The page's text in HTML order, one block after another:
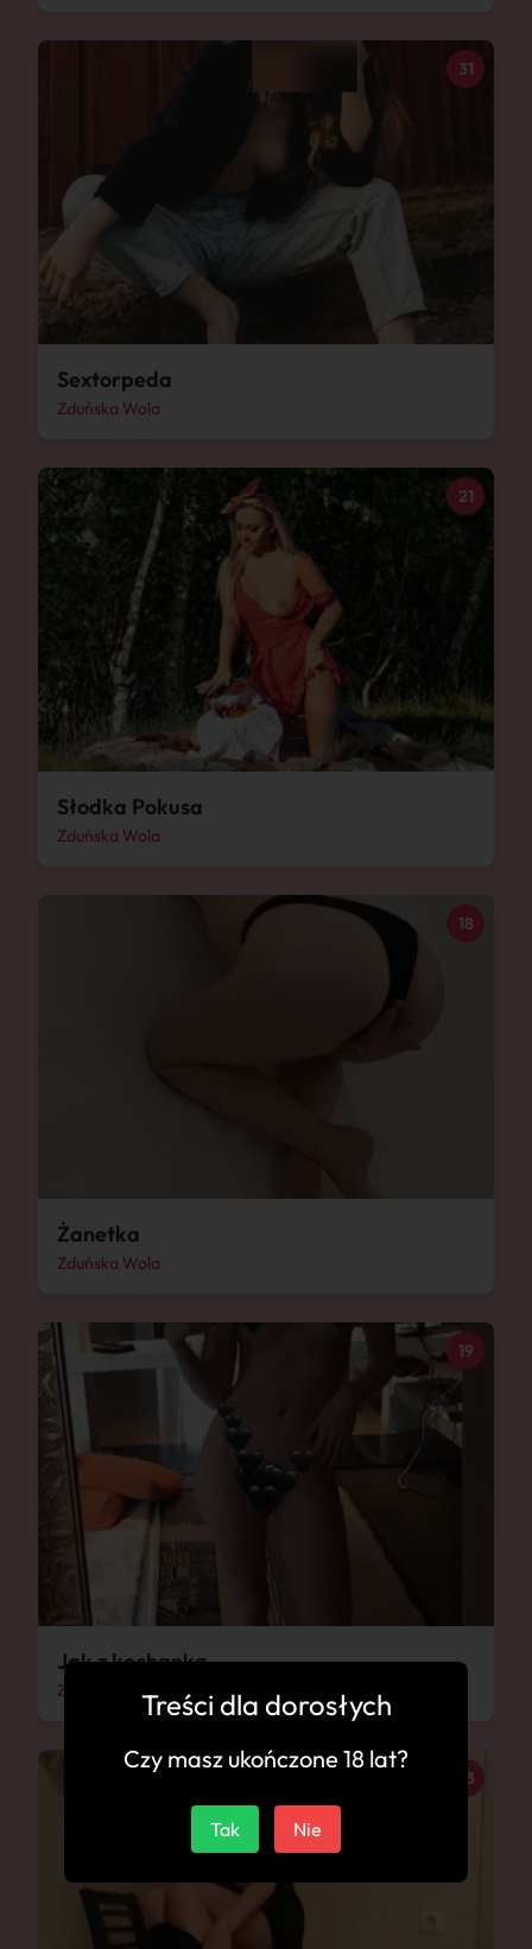
31
Sextorpeda
Zduńska Wola
21
Słodka Pokusa
Zduńska Wola
18
Żanetka
Zduńska Wola
19
Jak z kochanką
Zduńska Wola
33
Treści dla dorosłych
Czy masz ukończone 18 lat?
Tak Nie